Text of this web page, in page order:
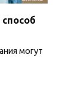
могут